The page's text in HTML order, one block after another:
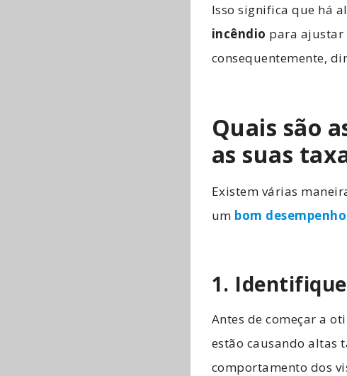
Isso significa que há
incêndio para ajustar
consequentemente,
Quais são
as suas
Existem várias
um bom desempenho
1.
Antes de começar a
estão causando altas
comportamento dos